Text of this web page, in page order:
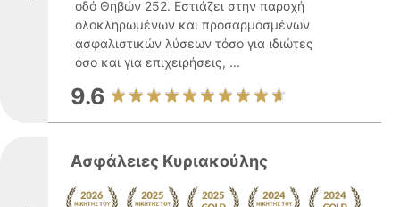
οδό Θηβών 252. Εστιάζει στην παροχή
ολοκληρωμένων και προσαρμοσμένων
ασφαλιστικών λύσεων τόσο για ιδιώτες
όσο και για επιχειρήσεις, ...
9.6
Ασφάλειες Κυριακούλης